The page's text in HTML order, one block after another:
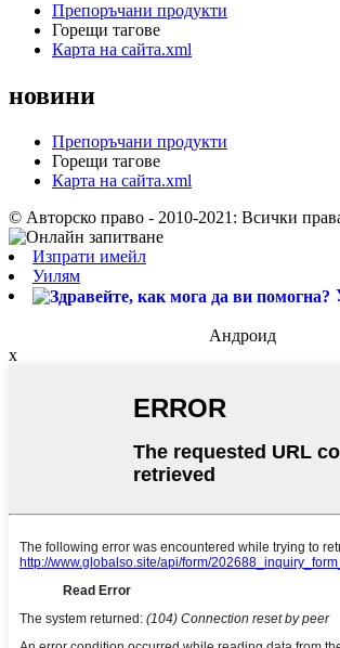
Препоръчани продукти
Горещи тагове
Карта на сайта.xml
новини
Препоръчани продукти
Горещи тагове
Карта на сайта.xml
© Авторско право - 2010-2021: Всички
Изпрати имейл
Уилям
Андроид
x